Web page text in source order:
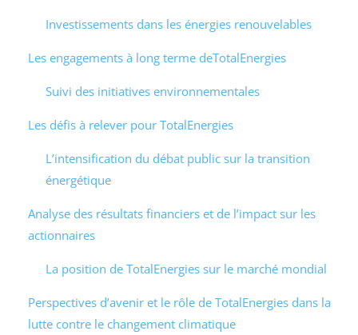
Investissements dans les énergies renouvelables
Les engagements à long terme deTotalEnergies
Suivi des initiatives environnementales
Les défis à relever pour TotalEnergies
L’intensification du débat public sur la transition
énergétique
Analyse des résultats financiers et de l’impact sur les
actionnaires
La position de TotalEnergies sur le marché mondial
Perspectives d’avenir et le rôle de TotalEnergies dans la
lutte contre le changement climatique